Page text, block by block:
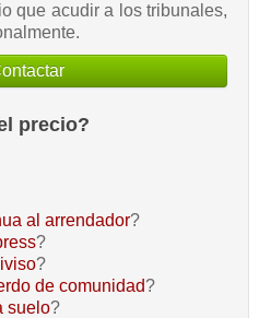
que acudir a los tribunales,
precio?
al arrendador?
?
?
de comunidad?
suelo?